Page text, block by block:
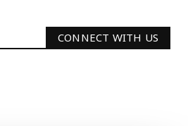
CONNECT WITH US